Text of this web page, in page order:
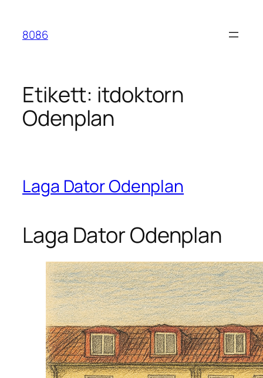
innehåll
8086
Etikett: itdoktorn
Odenplan
Laga Dator Odenplan
Laga Dator Odenplan